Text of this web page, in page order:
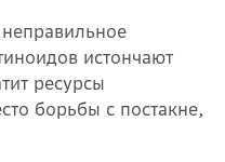
истончают
ресурсы
борьбы с постакне,